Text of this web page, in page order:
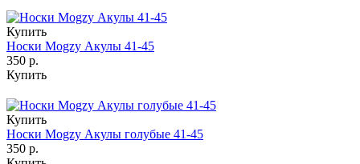
Купить
Носки Mogzy Акулы 41-45
350 р.
Купить
Купить
Носки Mogzy Акулы голубые 41-45
350 р.